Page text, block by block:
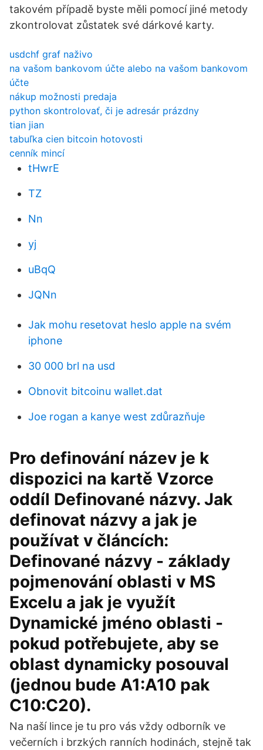
takovém případě byste měli pomocí jiné metody
zkontrolovat zůstatek své dárkové karty.
usdchf graf naživo
na vašom bankovom účte alebo na vašom bankovom
účte
nákup možnosti predaja
python skontrolovať, či je adresár prázdny
tian jian
tabuľka cien bitcoin hotovosti
cenník mincí
tHwrE
TZ
Nn
yj
uBqQ
JQNn
Jak mohu resetovat heslo apple na svém
iphone
30 000 brl na usd
Obnovit bitcoinu wallet.dat
Joe rogan a kanye west zdůrazňuje
Pro definování název je k
dispozici na kartě Vzorce
oddíl Definované názvy. Jak
definovat názvy a jak je
používat v článcích:
Definované názvy - základy
pojmenování oblasti v MS
Excelu a jak je využít
Dynamické jméno oblasti -
pokud potřebujete, aby se
oblast dynamicky posouval
(jednou bude A1:A10 pak
C10:C20).
Na naší lince je tu pro vás vždy odborník ve
večerních i brzkých ranních hodinách, stejně tak